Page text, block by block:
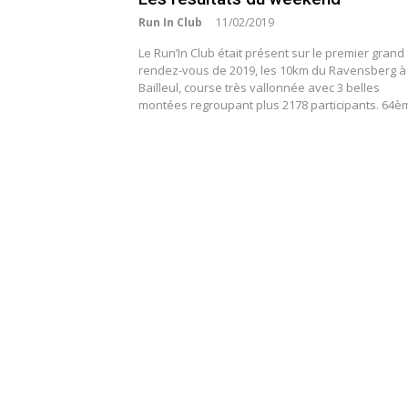
Run In Club 11/02/2019
Le Run’In Club était présent sur le premier grand
rendez-vous de 2019, les 10km du Ravensberg à
Bailleul, course très vallonnée avec 3 belles
montées regroupant plus 2178 participants.